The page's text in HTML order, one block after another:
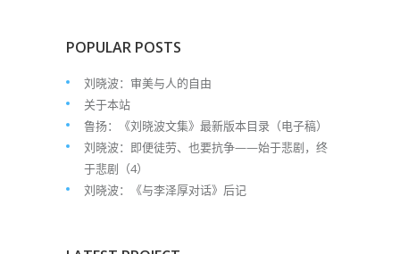
POPULAR POSTS
刘晓波：审美与人的自由
关于本站
鲁扬：《刘晓波文集》最新版本目录（电子稿）
刘晓波：即便徒劳、也要抗争——始于悲剧，终
于悲剧（4）
刘晓波：《与李泽厚对话》后记